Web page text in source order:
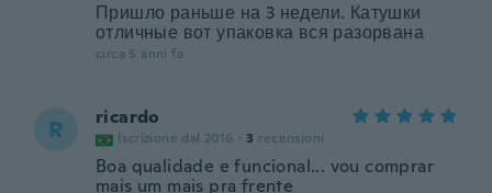
Пришло раньше на 3 недели. Катушки
отличные вот упаковка вся разорвана
circa 5 anni fa
R ricardo
Iscrizione dal 2016 · 3 recensioni
Boa qualidade e funcional... vou comprar
mais um mais pra frente